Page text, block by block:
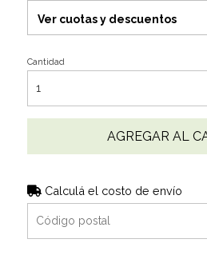
Ver cuotas y descuentos
Cantidad
AGREGAR AL
Calculá el costo de envío